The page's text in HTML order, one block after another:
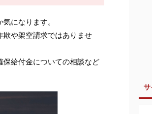
になります。
欺や架空請求ではありませ
給付金についての相談など
サ